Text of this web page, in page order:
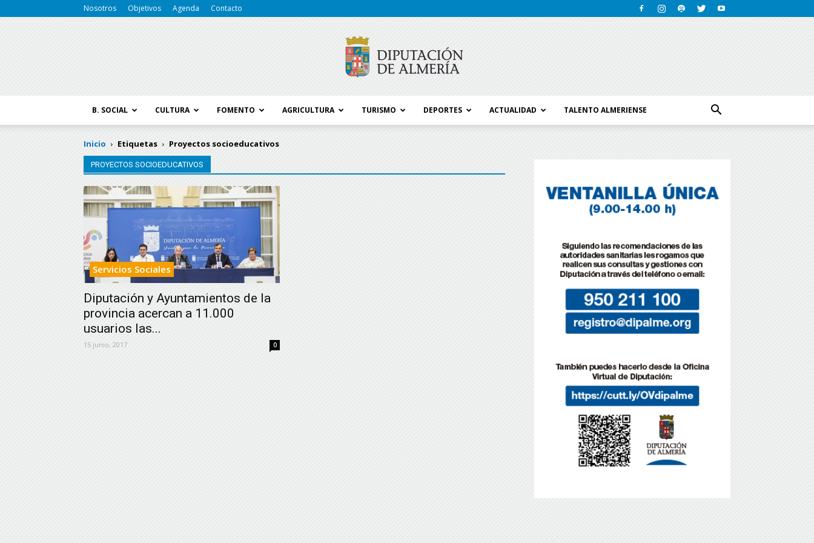
Nosotros Objetivos Agenda Contacto
B. SOCIAL CULTURA FOMENTO AGRICULTURA TURISMO DEPORTES ACTUALIDAD TALENTO ALMERIENSE
Inicio Etiquetas Proyectos socioeducativos
PROYECTOS SOCIOEDUCATIVOS
Servicios Sociales
Diputación y Ayuntamientos de la
provincia acercan a 11.000
usuarios las...
15 junio, 2017 0